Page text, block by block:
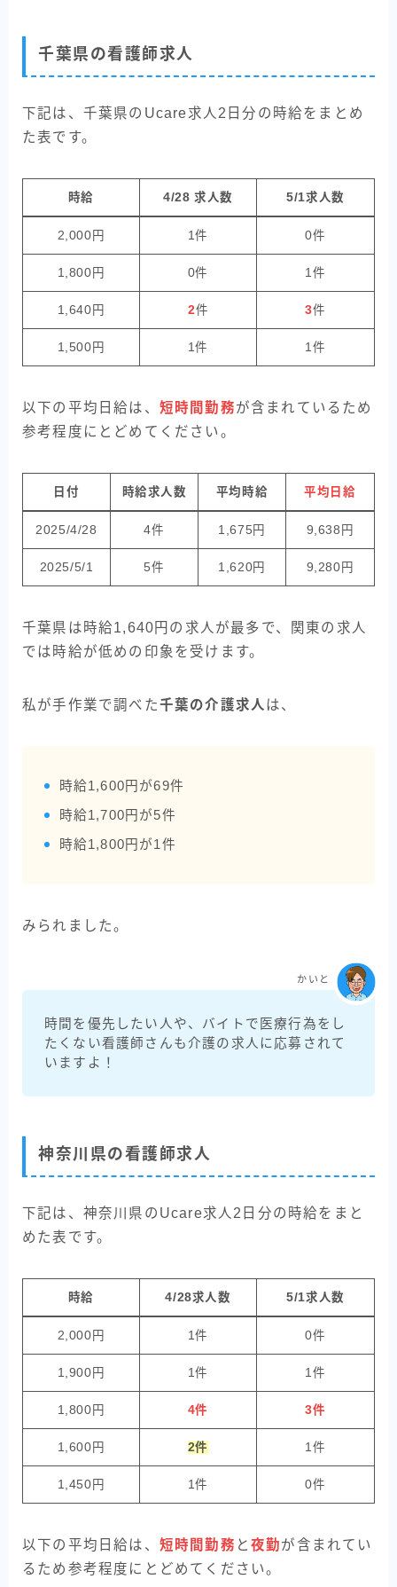
千葉県の看護師求人
下記は、千葉県のUcare求人2日分の時給をまとめ
た表です。
時給 4/28 求人数 5/1求人数
2,000円 1件 0件
1,800円 0件 1件
1,640円 2件 3件
1,500円 1件 1件
以下の平均日給は、 短時間勤務が含まれているため
参考程度にとどめてください。
日付 時給求人数 平均時給 平均日給
2025/4/28 4件 1,675円 9,638円
2025/5/1 5件 1,620円 9,280円
千葉県は時給1,640円の求人が最多で、関東の求人
では時給が低めの印象を受けます。
私が手作業で調べた千葉の介護求人 は、
時給1,600円が69件
時給1,700円が5件
時給1,800円が1件
みられました。
時間を優先したい人や、バイトで医療行為をし
たくない看護師さんも介護の求人に応募されて
いますよ！
かいと
神奈川県の看護師求人
下記は、神奈川県のUcare求人2日分の時給をまと
めた表です。
時給 4/28求人数 5/1求人数
2,000円 1件 0件
1,900円 1件 1件
1,800円 4件 3件
1,600円 2件 1件
1,450円 1件 0件
以下の平均日給は、 短時間勤務 と夜勤が含まれてい
るため参考程度にとどめてください。